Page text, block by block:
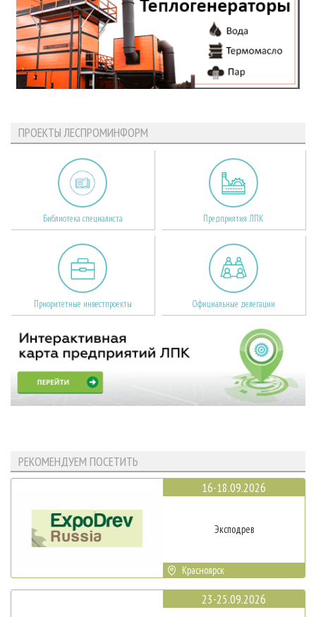
ПРОЕКТЫ ЛЕСПРОМИНФОРМ
Библиотека специалиста Предприятия ЛПК
Приоритетные инвестпроекты Официальные делегации
РЕКОМЕНДУЕМ ПОСЕТИТЬ
16-18.09.2026
Эксподрев
Красноярск
23-25.09.2026